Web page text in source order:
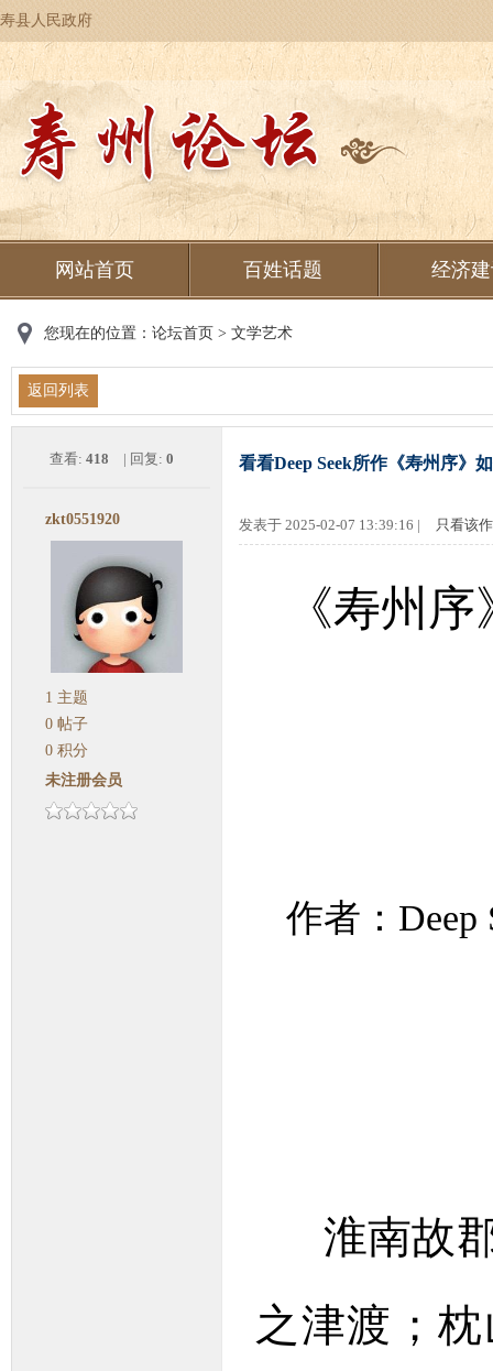
寿县人民政府
网站首页 百姓话题 经济
您现在的位置： 论坛首页 > 文学艺术
返回列表
查看: 418 | 回复: 0 看看Deep Seek所作《寿州序》
zkt0551920
1 主题
0 帖子
0 积分
未注册会员
发表于 2025-02-07 13:39:16 | 只看该
《寿州序
作者：Deep
淮南故郡
之津渡；